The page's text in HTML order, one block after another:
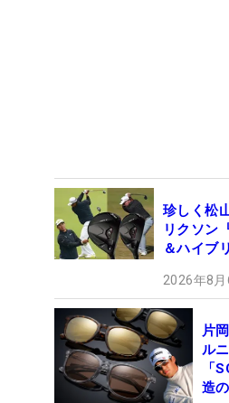
珍しく松
リクソン
＆ハイブ
2026年8
片
ル
「
造